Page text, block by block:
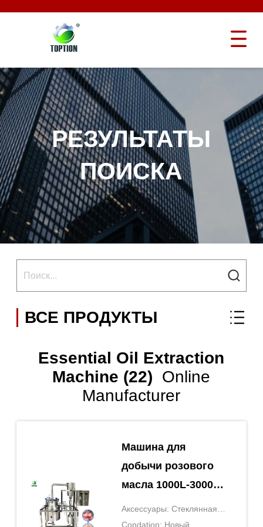
РЕЗУЛЬТАТЫ
ПОИСКА
ВСЕ ПРОДУКТЫ
Essential Oil Extraction
Machine (22) Online
Manufacturer
Машина для
добычи розового
масла 1000L-3000L
Машина для
добычи
Аксессуары: Стеклянная
бутылка, конденсатор,
Condation: Новый